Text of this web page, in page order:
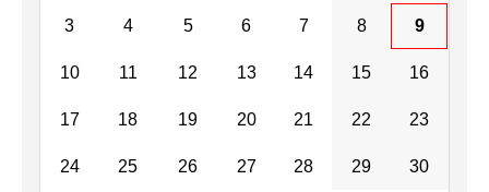
3 4 5 6 7 8 9
10 11 12 13 14 15 16
17 18 19 20 21 22 23
24 25 26 27 28 29 30